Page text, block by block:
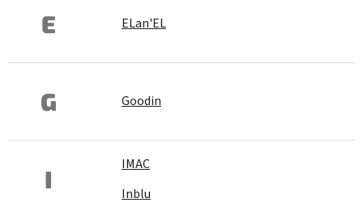
E ELan'EL
G Goodin
I
IMAC
Inblu